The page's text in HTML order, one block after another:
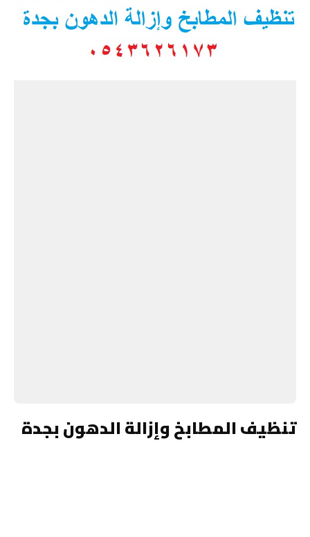
تنظيف المطابخ وإزالة الدهون بجدة